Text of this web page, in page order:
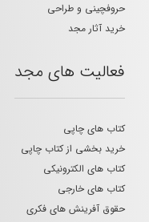
حروفچینی و طراحی
خرید آثار مجد
فعالیت های مجد
کتاب های چاپی
خرید بخشی از کتاب چاپی
کتاب های الکترونیکی
کتاب های خارجی
حقوق آفرینش های فکری